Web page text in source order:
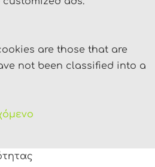
are those that are
not been classified into a